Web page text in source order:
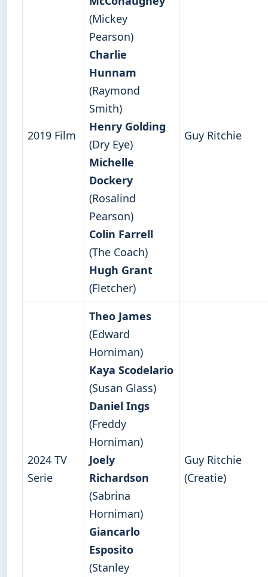
2019 Film
(Mickey
Pearson)
Charlie
Hunnam
(Raymond
Smith)
Henry Golding
(Dry Eye)
Michelle
Dockery
(Rosalind
Pearson)
Colin Farrell
(The Coach)
Hugh Grant
(Fletcher)
Guy Ritchie
2024 TV
Serie
Theo James
(Edward
Horniman)
Kaya Scodelario
(Susan Glass)
Daniel Ings
(Freddy
Horniman)
Joely
Richardson
(Sabrina
Horniman)
Giancarlo
Esposito
(Stanley
Guy Ritchie
(Creatie)